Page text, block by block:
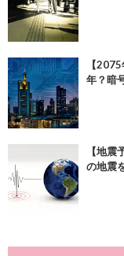
【
年？暗
【地
の地震